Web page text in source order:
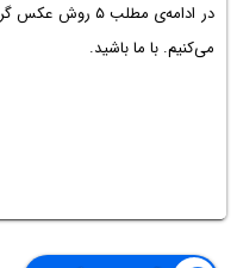
می‌کنیم. با ما باشید.